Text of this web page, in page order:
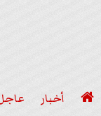
 أخبار